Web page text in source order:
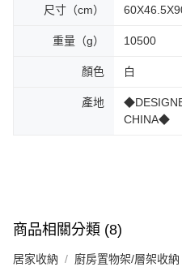
尺寸（cm）
重量（g） 10500
顏色 白
產地
CHINA◆
商品相關分類 (8)
居家收納 廚房置物架/層架收納